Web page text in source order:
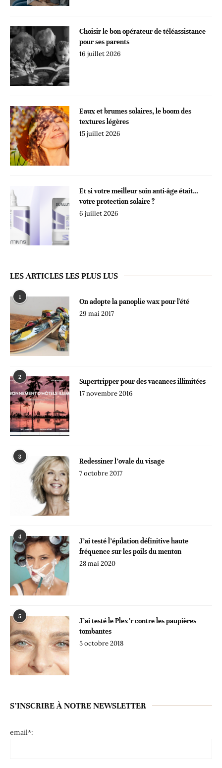
Choisir le bon opérateur de téléassistance
pour ses parents
16 juillet 2026
Eaux et brumes solaires, le boom des
textures légères
15 juillet 2026
Et si votre meilleur soin anti-âge était…
votre protection solaire ?
6 juillet 2026
LES ARTICLES LES PLUS LUS
1
On adopte la panoplie wax pour l'été
29 mai 2017
2
Supertripper pour des vacances illimitées
17 novembre 2016
3
Redessiner l’ovale du visage
7 octobre 2017
4
J’ai testé l’épilation définitive haute
fréquence sur les poils du menton
28 mai 2020
5
J’ai testé le Plex’r contre les paupières
tombantes
5 octobre 2018
S’INSCRIRE À NOTRE NEWSLETTER
email*: